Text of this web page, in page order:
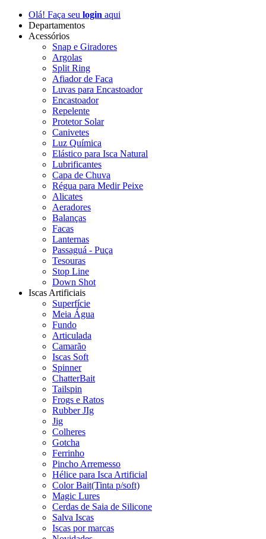
Olá! Faça seu login aqui
Departamentos
Acessórios
Snap e Giradores
Argolas
Split Ring
Afiador de Faca
Luvas para Encastoador
Encastoador
Repelente
Protetor Solar
Canivetes
Luz Química
Elástico para Isca Natural
Lubrificantes
Capa de Chuva
Régua para Medir Peixe
Alicates
Aeradores
Balanças
Facas
Lanternas
Passaguá - Puça
Tesouras
Stop Line
Down Shot
Iscas Artificiais
Superfície
Meia Água
Fundo
Articulada
Camarão
Iscas Soft
Spinner
ChatterBait
Tailspin
Frogs e Ratos
Rubber JIg
Jig
Colheres
Gotcha
Ferrinho
Pincho Arremesso
Hélice para Isca Artificial
Color Bait(Tinta p/soft)
Magic Lures
Cerdas de Saia de Silicone
Salva Iscas
Iscas por marcas